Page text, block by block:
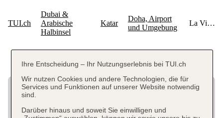
Ihre Entscheidung – Ihr Nutzungserlebnis bei TUI.ch
Wir nutzen Cookies und andere Technologien, die für
Services und Funktionen auf unserer Website notwendig
sind.
Darüber hinaus und soweit Sie einwilligen und